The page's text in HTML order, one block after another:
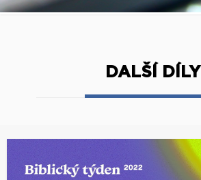
DALŠÍ DÍLY